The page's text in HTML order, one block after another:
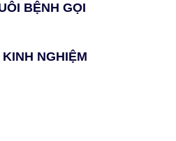
BỆNH GỌI
NGHIỆM